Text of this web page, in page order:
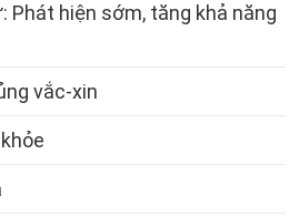
Phát hiện sớm, tăng khả năng
vắc-xin